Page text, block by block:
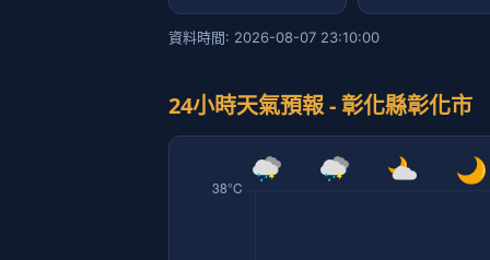
資料時間: 2026-08-07 23:10:00
24小時天氣預報 - 彰化縣彰化市